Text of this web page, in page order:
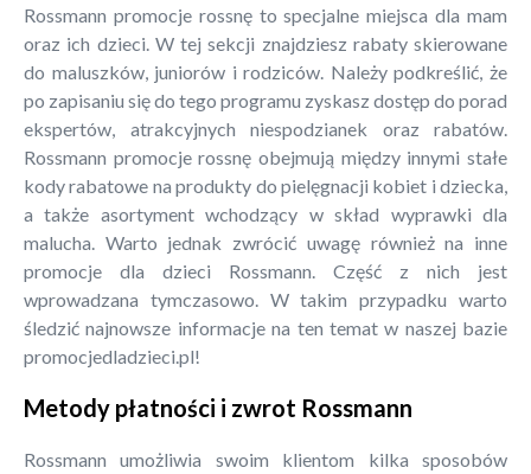
Rossmann promocje rossnę to specjalne miejsca dla mam
oraz ich dzieci. W tej sekcji znajdziesz rabaty skierowane
do maluszków, juniorów i rodziców. Należy podkreślić, że
po zapisaniu się do tego programu zyskasz dostęp do porad
ekspertów, atrakcyjnych niespodzianek oraz rabatów.
Rossmann promocje rossnę obejmują między innymi stałe
kody rabatowe na produkty do pielęgnacji kobiet i dziecka,
a także asortyment wchodzący w skład wyprawki dla
malucha. Warto jednak zwrócić uwagę również na inne
promocje dla dzieci Rossmann. Część z nich jest
wprowadzana tymczasowo. W takim przypadku warto
śledzić najnowsze informacje na ten temat w naszej bazie
promocjedladzieci.pl!
Metody płatności i zwrot Rossmann
Rossmann umożliwia swoim klientom kilka sposobów